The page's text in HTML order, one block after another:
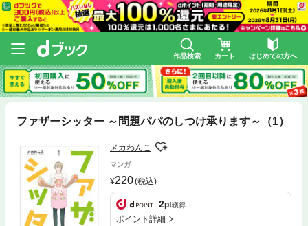
作品検索 カート はじめての方へ
ファザーシッター ～問題パパのしつけ承ります～（1）
メカわんこ
マンガ
220(税込)
2pt獲得
ポイント詳細